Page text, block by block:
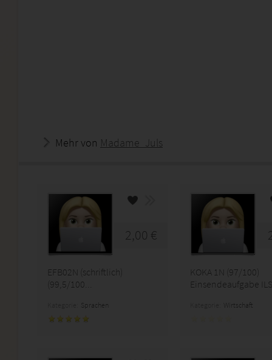
Mehr von Madame_Juls
2,00 €
EFB02N (schriftlich)
(99,5/100...
Sprachen
KOKA 1N (97/100)
Einsendeaufgabe ILS
Wirtschaft